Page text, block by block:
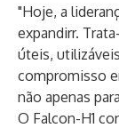
"Hoje, a
expandirr.
úteis,
compromisso
não apenas
O Falcon-H1